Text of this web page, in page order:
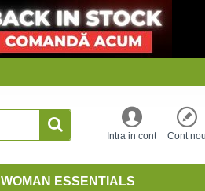
Intra in cont Cont nou
WOMAN ESSENTIALS